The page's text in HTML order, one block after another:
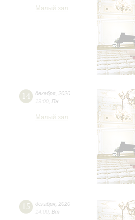
Малый зал
14 декабря 2020
19:00 Пн
Малый зал
15 декабря 2020
14:00 Вт